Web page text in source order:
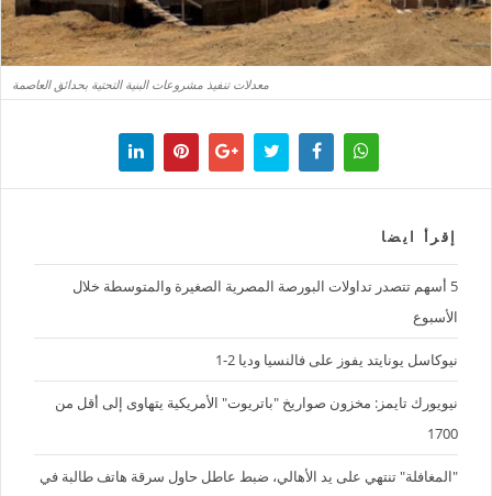
معدلات تنفيذ مشروعات البنية التحتية بحدائق العاصمة
إقرأ ايضا
5 أسهم تتصدر تداولات البورصة المصرية الصغيرة والمتوسطة خلال
الأسبوع
نيوكاسل يونايتد يفوز على فالنسيا وديا 2-1
نيويورك تايمز: مخزون صواريخ "باتريوت" الأمريكية يتهاوى إلى أقل من
1700
"المغافلة" تنتهي على يد الأهالي، ضبط عاطل حاول سرقة هاتف طالبة في